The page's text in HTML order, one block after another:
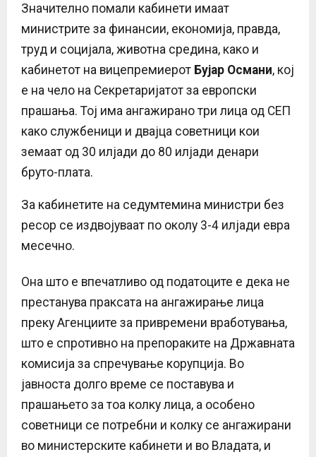
Значително помали кабинети имаат
министрите за финансии, економија, правда,
труд и социјала, животна средина, како и
кабинетот на вицепремиерот Бујар Османи, кој
е на чело на Секретаријатот за европски
прашања. Тој има ангажирано три лица од СЕП
како службеници и двајца советници кои
земаат од 30 илјади до 80 илјади денари
бруто-плата.
За кабинетите на седумтемина министри без
ресор се издвојуваат по околу 3-4 илјади евра
месечно.
Она што е впечатливо од податоците е дека не
престанува праксата на ангажирање лица
преку Агенциите за привремени вработувања,
што е спротивно на препораките на Државната
комисија за спречување корупција. Во
јавноста долго време се поставува и
прашањето за тоа колку лица, а особено
советници се потребни и колку се ангажирани
во министерските кабинети и во Владата, и